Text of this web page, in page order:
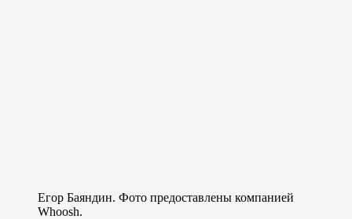
Егор Баяндин. Фото предоставлены компанией
Whoosh.